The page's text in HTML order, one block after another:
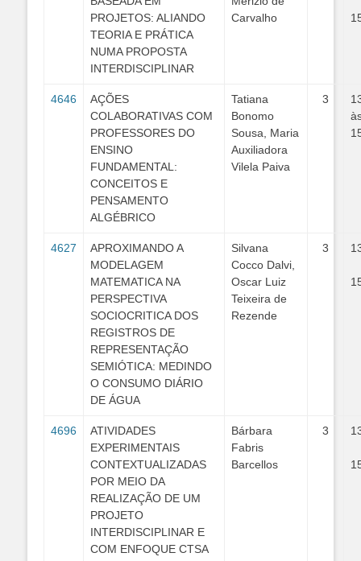
PROJETOS: ALIANDO
TEORIA E PRÁTICA
NUMA PROPOSTA
INTERDISCIPLINAR
Carvalho
4646
AÇÕES
COLABORATIVAS COM
PROFESSORES DO
ENSINO
FUNDAMENTAL:
CONCEITOS E
PENSAMENTO
ALGÉBRICO
Tatiana
Bonomo
Sousa, Maria
Auxiliadora
Vilela Paiva
3
4627
APROXIMANDO A
MODELAGEM
MATEMATICA NA
PERSPECTIVA
SOCIOCRITICA DOS
REGISTROS DE
REPRESENTAÇÃO
SEMIÓTICA: MEDINDO
O CONSUMO DIÁRIO
DE ÁGUA
Silvana
Cocco Dalvi,
Oscar Luiz
Teixeira de
Rezende
3
4696
ATIVIDADES
EXPERIMENTAIS
CONTEXTUALIZADAS
POR MEIO DA
REALIZAÇÃO DE UM
PROJETO
INTERDISCIPLINAR E
COM ENFOQUE CTSA
Bárbara
Fabris
Barcellos
3